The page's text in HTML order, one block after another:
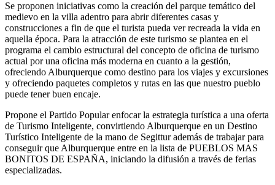
Se proponen iniciativas como la creación del parque temático del
medievo en la villa adentro para abrir diferentes casas y
construcciones a fin de que el turista pueda ver recreada la vida en
aquella época. Para la atracción de este turismo se plantea en el
programa el cambio estructural del concepto de oficina de turismo
actual por una oficina más moderna en cuanto a la gestión,
ofreciendo Alburquerque como destino para los viajes y excursiones
y ofreciendo paquetes completos y rutas en las que nuestro pueblo
puede tener buen encaje.
Propone el Partido Popular enfocar la estrategia turística a una oferta
de Turismo Inteligente, convirtiendo Alburquerque en un Destino
Turístico Inteligente de la mano de Segittur además de trabajar para
conseguir que Alburquerque entre en la lista de PUEBLOS MAS
BONITOS DE ESPAÑA, iniciando la difusión a través de ferias
especializadas.